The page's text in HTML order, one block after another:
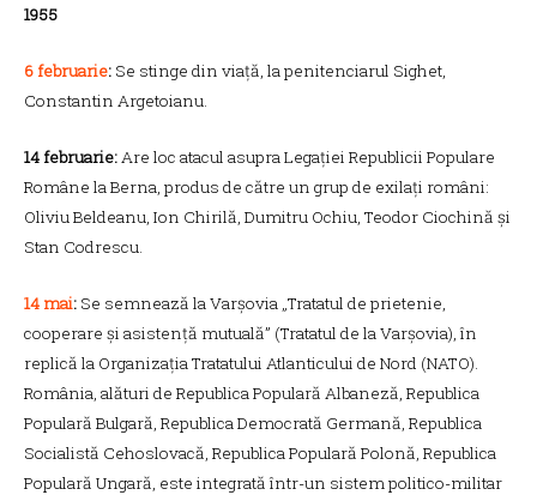
1955
6 februarie: Se stinge din viață, la penitenciarul Sighet,
Constantin Argetoianu.
14 februarie:Are loc atacul asupra Legației Republicii Populare
Române la Berna, produs de către un grup de exilați români:
Oliviu Beldeanu, Ion Chirilă, Dumitru Ochiu, Teodor Ciochină și
Stan Codrescu.
14 mai: Se semnează la Varșovia „Tratatul de prietenie,
cooperare și asistență mutuală” (Tratatul de la Varșovia), în
replică la Organizația Tratatului Atlanticului de Nord (NATO).
România, alături de Republica Populară Albaneză, Republica
Populară Bulgară, Republica Democrată Germană, Republica
Socialistă Cehoslovacă, Republica Populară Polonă‚ Republica
Populară Ungară, este integrată într-un sistem politico-militar